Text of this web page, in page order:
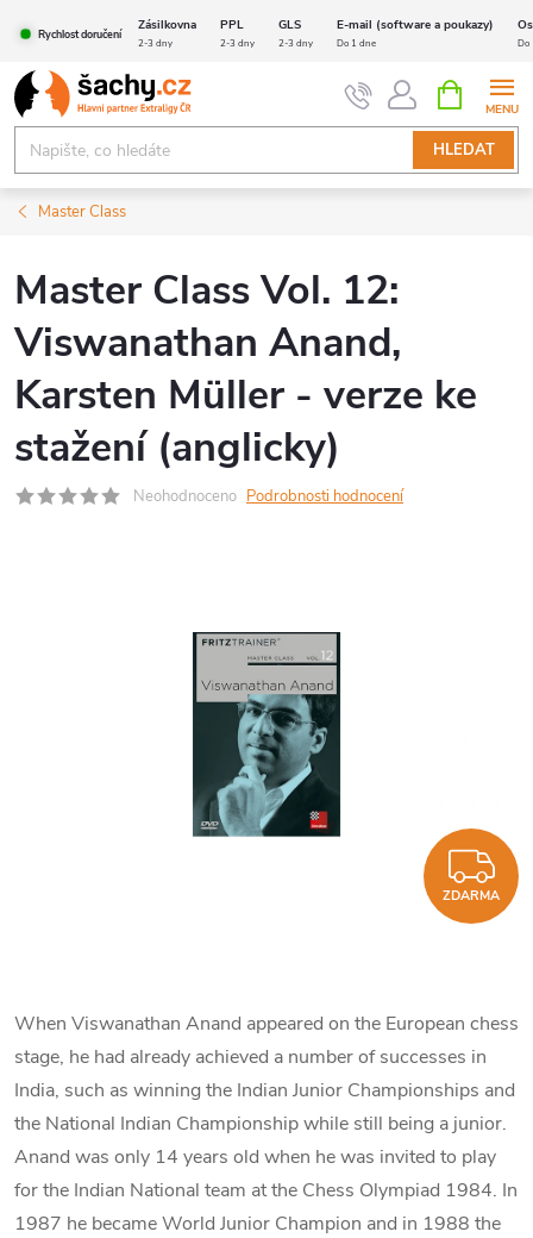
obsah
Rychlost doručení
Zásilkovna PPL GLS E-mail (software a poukazy)
2-3 dny 2-3 dny 2-3 dny Do 1 dne Do
HLEDAT
NÁKUPNÍ
KOŠÍK
Master Class
Master Class Vol. 12:
Viswanathan Anand,
Karsten Müller - verze ke
stažení (anglicky)
Neohodnoceno Podrobnosti hodnocení
ZDARMA
When Viswanathan Anand appeared on the European chess
stage, he had already achieved a number of successes in
India, such as winning the Indian Junior Championships and
the National Indian Championship while still being a junior.
Anand was only 14 years old when he was invited to play
for the Indian National team at the Chess Olympiad 1984. In
1987 he became World Junior Champion and in 1988 the